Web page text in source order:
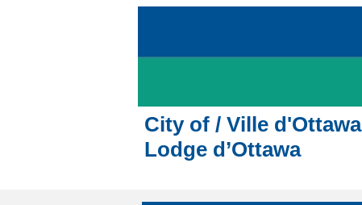
City of / Ville
Lodge d’Ottawa